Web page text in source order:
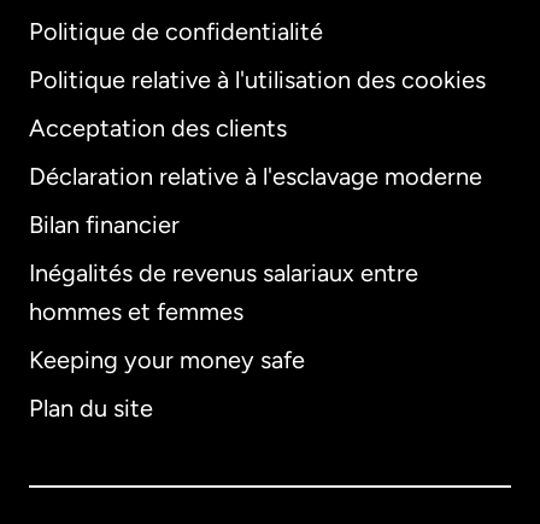
Politique de confidentialité
Politique relative à l'utilisation des cookies
Acceptation des clients
Déclaration relative à l'esclavage moderne
Bilan financier
Inégalités de revenus salariaux entre
hommes et femmes
Keeping your money safe
Plan du site
International
Allemagne